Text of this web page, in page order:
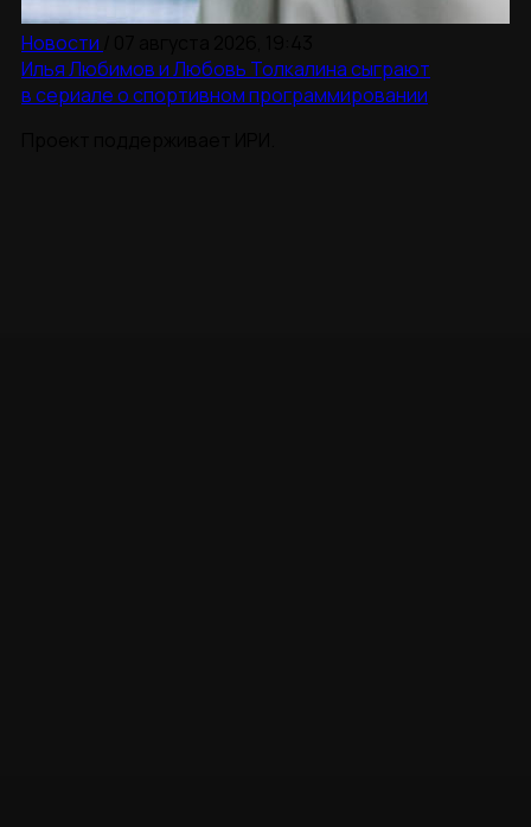
Новости
Илья Любимов и Любовь Толкалина сыграют
в сериале о спортивном программировании